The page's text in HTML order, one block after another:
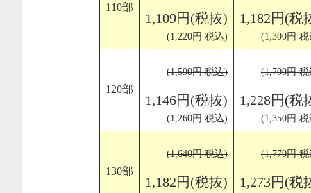
110部
1,109円(税抜)
(1,220円 税込)
1,182円(税
(1,300円
120部
(1,590円 税込)
1,146円(税抜)
(1,260円 税込)
(1,700円
1,228円(税
(1,350円
130部
(1,640円 税込)
1,182円(税抜)
(1,770円
1,273円(税